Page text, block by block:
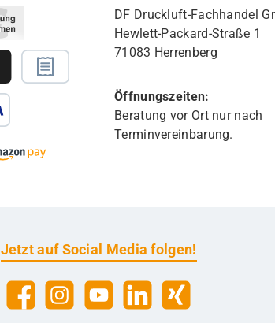
DF Druckluft-Fachhandel
Hewlett-Packard-Straße 1
71083 Herrenberg
Öffnungszeiten:
Beratung vor Ort nur nach
Terminvereinbarung.
Jetzt auf Social Media folgen!
FacebookInstagramYouTubeLinkedInXing